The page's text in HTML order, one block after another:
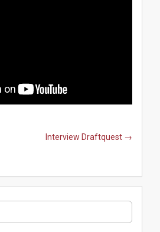
Interview Draftquest →